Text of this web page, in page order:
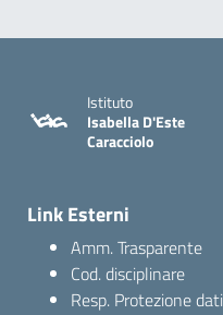
Istituto
Isabella D'Este
Caracciolo
Link Esterni
Amm. Trasparente
Cod. disciplinare
Resp. Protezione dati